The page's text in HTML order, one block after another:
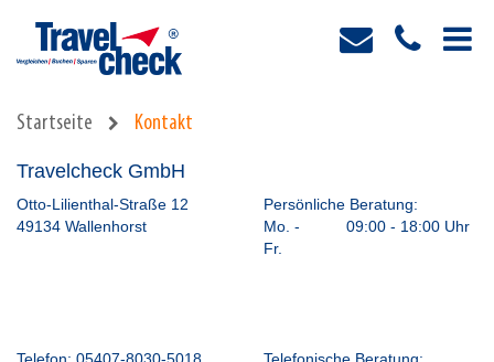
Startseite Kontakt
Travelcheck GmbH
Otto-Lilienthal-Straße 12
Persönliche Beratung:
49134 Wallenhorst
Mo. -
Fr.
09:00 - 18:00 Uhr
Telefon: 05407-8030-5018
Telefonische Beratung: